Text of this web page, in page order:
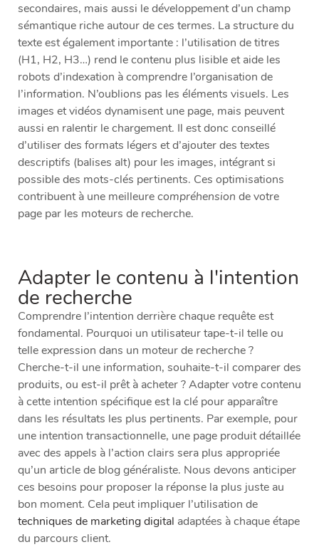
secondaires, mais aussi le développement d’un champ
sémantique riche autour de ces termes. La structure du
texte est également importante : l’utilisation de titres
(H1, H2, H3…) rend le contenu plus lisible et aide les
robots d’indexation à comprendre l’organisation de
l’information. N’oublions pas les éléments visuels. Les
images et vidéos dynamisent une page, mais peuvent
aussi en ralentir le chargement. Il est donc conseillé
d’utiliser des formats légers et d’ajouter des textes
descriptifs (balises alt) pour les images, intégrant si
possible des mots-clés pertinents. Ces optimisations
contribuent à une meilleurecompréhension de votre
page par les moteurs de recherche.
Adapter le contenu à l'intention
de recherche
Comprendre l’intention derrière chaque requête est
fondamental. Pourquoi un utilisateur tape-t-il telle ou
telle expression dans un moteur de recherche ?
Cherche-t-il une information, souhaite-t-il comparer des
produits, ou est-il prêt à acheter ? Adapter votre contenu
à cette intention spécifique est la clé pour apparaître
dans les résultats les plus pertinents. Par exemple, pour
une intention transactionnelle, une page produit détaillée
avec des appels à l’action clairs sera plus appropriée
qu’un article de blog généraliste. Nous devons anticiper
ces besoins pour proposer la réponse la plus juste au
bon moment. Cela peut impliquer l’utilisation de
techniques de marketing digital adaptées à chaque étape
du parcours client.